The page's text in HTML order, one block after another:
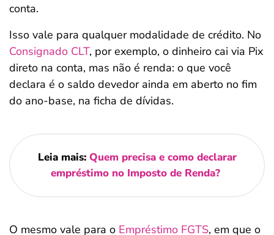
conta.
Isso vale para qualquer modalidade de crédito. No
Consignado CLT, por exemplo, o dinheiro cai via Pix
direto na conta, mas não é renda: o que você
declara é o saldo devedor ainda em aberto no fim
do ano-base, na ficha de dívidas.
Leia mais: Quem precisa e como declarar
empréstimo no Imposto de Renda?
O mesmo vale para o Empréstimo FGTS, em que o